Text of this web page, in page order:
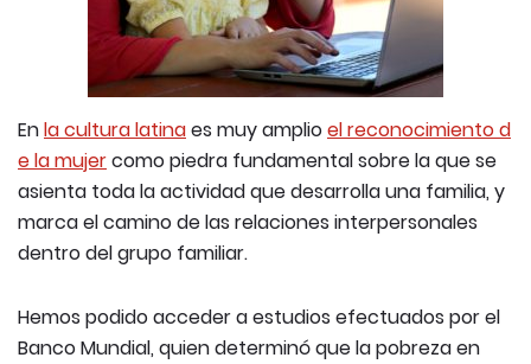
Enla cultura latinaes muy amplioel reconocimiento d
e la mujercomo piedra fundamental sobre la que se
asienta toda la actividad que desarrolla una familia, y
marca el camino de las relaciones interpersonales
dentro del grupo familiar.
Hemos podido acceder a estudios efectuados por el
Banco Mundial, quien determinó que la pobreza en